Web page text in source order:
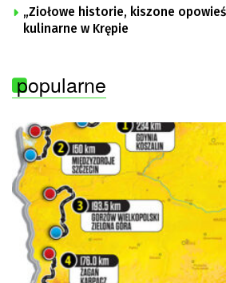
„Ziołowe historie, kiszone
kulinarne w Krępie
popularne